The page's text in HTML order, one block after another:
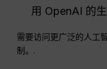
用 OpenAI 的
需要访问更广泛的人工
制。.